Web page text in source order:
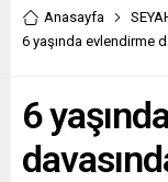
Anasayfa
6 yaşında evlendirme
6